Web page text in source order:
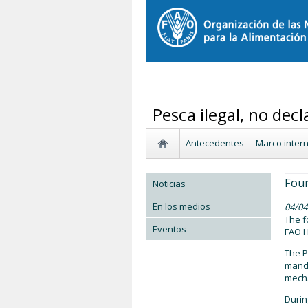
Pesca ilegal, no
Antecedentes Marco
Noticias
En los medios
Eventos
04/
The
FAO
The